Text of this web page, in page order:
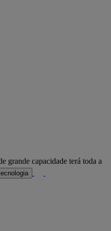
grande capacidade terá toda a